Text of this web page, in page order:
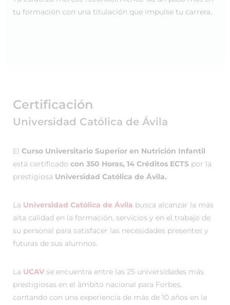
tu formación con una titulación que impulse tu carrera.
Certificación
Universidad Católica de Ávila
El Curso Universitario Superior en Nutrición Infantil
está certificado con 350 Horas, 14 Créditos ECTS por la
prestigiosa Universidad Católica de Ávila.
La Universidad Católica de Ávila busca alcanzar la más
alta calidad en la formación, servicios y en el trabajo de
su personal para satisfacer las necesidades presentes y
futuras de sus alumnos.
La UCAV se encuentra entre las 25 universidades más
prestigiosas en el ámbito nacional para Forbes,
contando con una experiencia de más de 10 años en la